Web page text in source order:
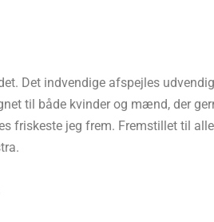
Det indvendige afspejles
til både kvinder og mænd, der
friskeste jeg frem. Fremstillet til